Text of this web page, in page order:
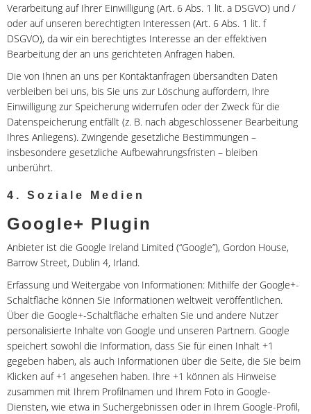
Verarbeitung auf Ihrer Einwilligung (Art. 6 Abs. 1 lit. a DSGVO) und /
oder auf unseren berechtigten Interessen (Art. 6 Abs. 1 lit. f
DSGVO), da wir ein berechtigtes Interesse an der effektiven
Bearbeitung der an uns gerichteten Anfragen haben.
Die von Ihnen an uns per Kontaktanfragen übersandten Daten
verbleiben bei uns, bis Sie uns zur Löschung auffordern, Ihre
Einwilligung zur Speicherung widerrufen oder der Zweck für die
Datenspeicherung entfällt (z. B. nach abgeschlossener Bearbeitung
Ihres Anliegens). Zwingende gesetzliche Bestimmungen –
insbesondere gesetzliche Aufbewahrungsfristen – bleiben
unberührt.
4. Soziale Medien
Google+ Plugin
Anbieter ist die Google Ireland Limited (“Google”), Gordon House,
Barrow Street, Dublin 4, Irland.
Erfassung und Weitergabe von Informationen: Mithilfe der Google+-
Schaltfläche können Sie Informationen weltweit veröffentlichen.
Über die Google+-Schaltfläche erhalten Sie und andere Nutzer
personalisierte Inhalte von Google und unseren Partnern. Google
speichert sowohl die Information, dass Sie für einen Inhalt +1
gegeben haben, als auch Informationen über die Seite, die Sie beim
Klicken auf +1 angesehen haben. Ihre +1 können als Hinweise
zusammen mit Ihrem Profilnamen und Ihrem Foto in Google-
Diensten, wie etwa in Suchergebnissen oder in Ihrem Google-Profil,